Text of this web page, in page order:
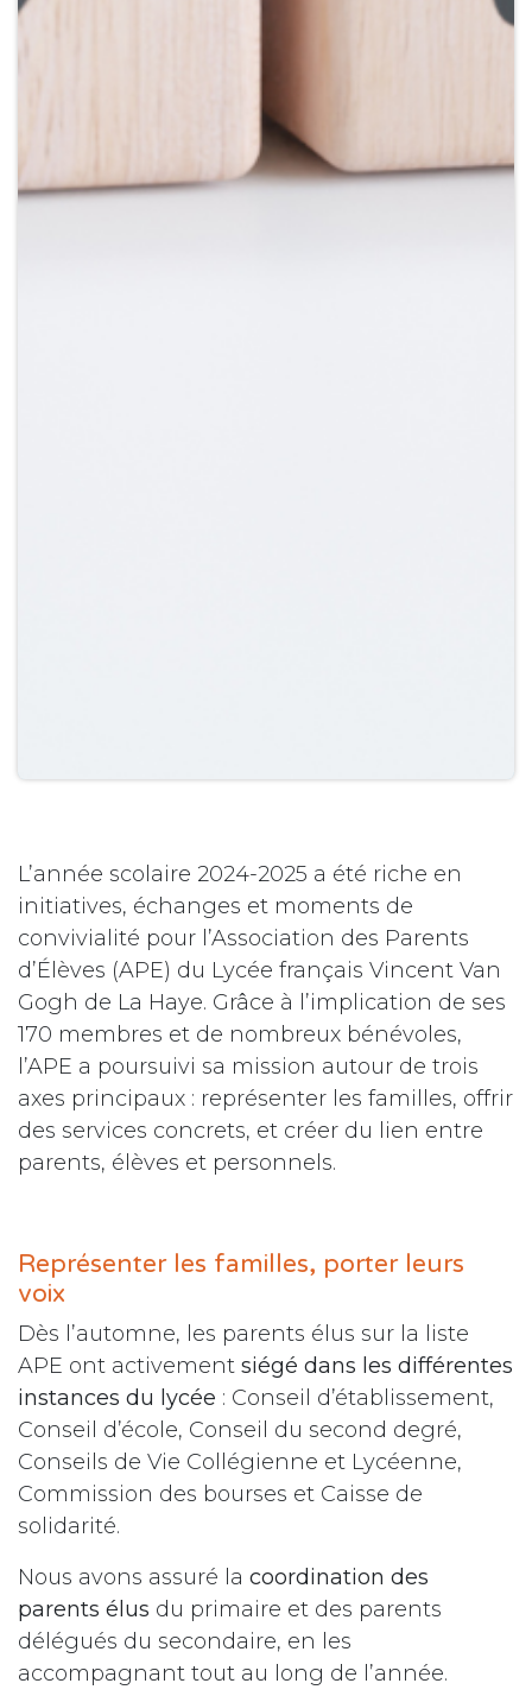
L’année scolaire 2024-2025 a été riche en
initiatives, échanges et moments de
convivialité pour l’Association des Parents
d’Élèves (APE) du Lycée français Vincent Van
Gogh de La Haye. Grâce à l’implication de ses
170 membres et de nombreux bénévoles,
l’APE a poursuivi sa mission autour de trois
axes principaux : représenter les familles, offrir
des services concrets, et créer du lien entre
parents, élèves et personnels.
Représenter les familles, porter leurs
voix
Dès l’automne, les parents élus sur la liste
APE ont activement siégé dans les différentes
instances du lycée : Conseil d’établissement,
Conseil d’école, Conseil du second degré,
Conseils de Vie Collégienne et Lycéenne,
Commission des bourses et Caisse de
solidarité.
Nous avons assuré la coordination des
parents élus du primaire et des parents
délégués du secondaire, en les
accompagnant tout au long de l’année.